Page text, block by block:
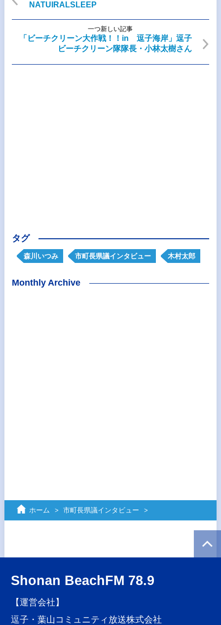
NATUIRALSLEEP
一つ新しい記事
「ビーチクリーン大作戦！！in 逗子海岸」逗子
ビーチクリーン隊隊長・小林太樹さん
タグ
森川いつみ 市町長県議インタビュー 木村太郎
Monthly Archive
ホーム 市町長県議インタビュー
Shonan BeachFM 78.9
【運営会社】
逗子・葉山コミュニティ放送株式会社